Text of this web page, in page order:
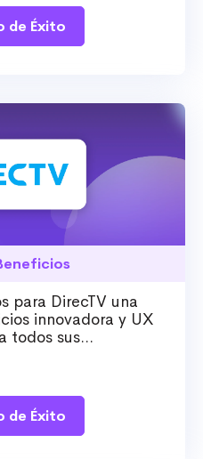
de Éxito
para DirecTV una
innovadora y UX
todos sus...
de Éxito